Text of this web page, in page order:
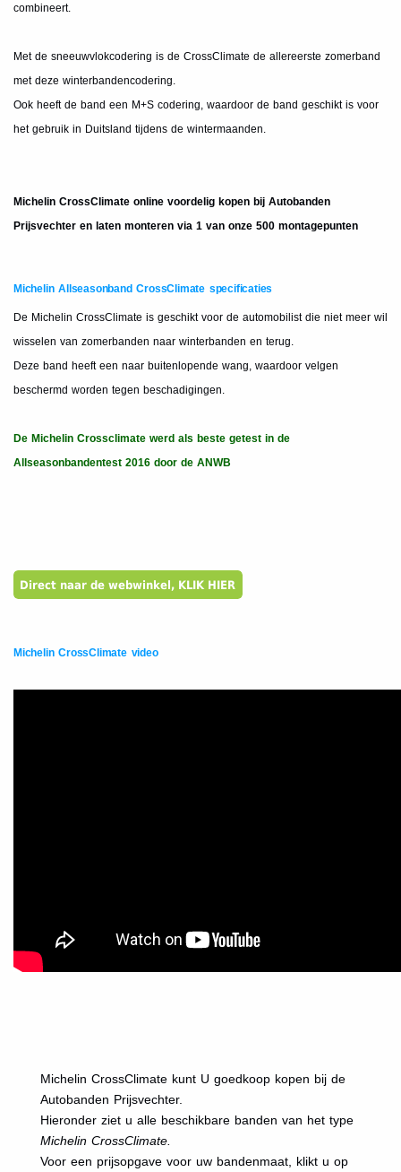
combineert.
Met de sneeuwvlokcodering is de CrossClimate de allereerste zomerband
met deze winterbandencodering.
Ook heeft de band een M+S codering, waardoor de band geschikt is voor
het gebruik in Duitsland tijdens de wintermaanden.
Michelin CrossClimate online voordelig kopen bij Autobanden
Prijsvechter en laten monteren via 1 van onze 500 montagepunten
Michelin Allseasonband CrossClimate specificaties
De Michelin CrossClimate is geschikt voor de automobilist die niet meer wil
wisselen van zomerbanden naar winterbanden en terug.
Deze band heeft een naar buitenlopende wang, waardoor velgen
beschermd worden tegen beschadigingen.
De Michelin Crossclimate werd als beste getest in de
Allseasonbandentest 2016 door de ANWB
Michelin CrossClimate video
Michelin CrossClimate kunt U goedkoop kopen bij de
Autobanden Prijsvechter.
Hieronder ziet u alle beschikbare banden van het type
Michelin CrossClimate.
Voor een prijsopgave voor uw bandenmaat, klikt u op